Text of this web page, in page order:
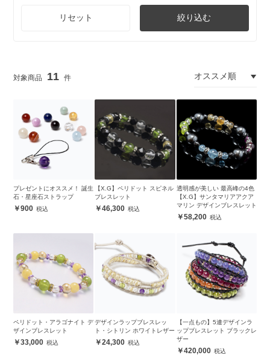
リセット 絞り込む
11
プレゼントにオススメ！ 誕生
石・星座石ストラップ
900
【X.G】ペリドット スピネル
ブレスレット
46,300
透明感が美しい 最高峰の4色
【X.G】サンタマリアアクア
マリン デザインブレスレット
58,200
ペリドット・アラゴナイト デ
ザインブレスレット
33,000
デザインラップブレスレッ
ト・シトリン ホワイトレザー
24,300
【一点もの】5連デザインラ
ップブレスレット ブラックレ
ザー
420,000